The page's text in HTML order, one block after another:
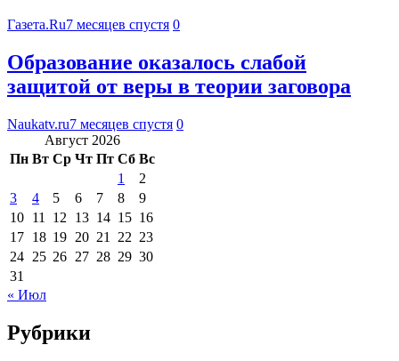
Газета.Ru7 месяцев спустя 0
Образование оказалось слабой
защитой от веры в теории заговора
Naukatv.ru7 месяцев спустя 0
Август 2026
Пн Вт Ср Чт Пт Сб Вс
1
2
3
4 5 6 7 8
9
10 11 12 13 14 15 16
17 18 19 20 21 22 23
24 25 26 27 28 29 30
31
« Июл
Рубрики